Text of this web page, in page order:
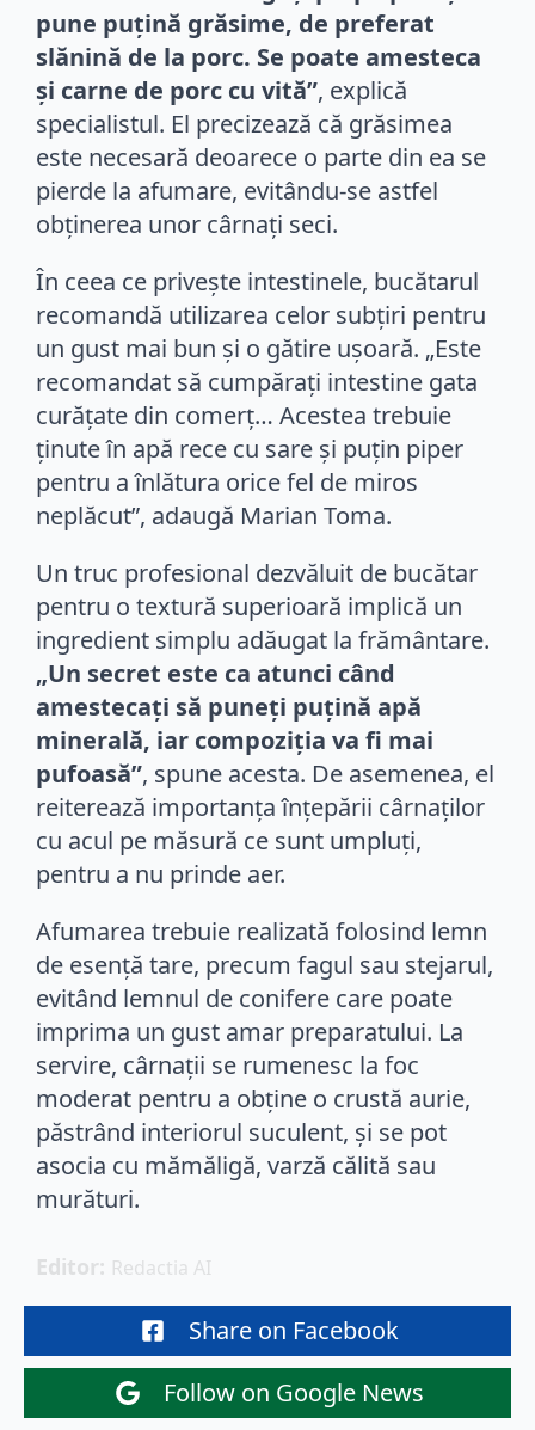
pune puţină grăsime, de preferat
slănină de la porc. Se poate amesteca
şi carne de porc cu vită”, explică
specialistul. El precizează că grăsimea
este necesară deoarece o parte din ea se
pierde la afumare, evitându-se astfel
obținerea unor cârnați seci.
În ceea ce privește intestinele, bucătarul
recomandă utilizarea celor subțiri pentru
un gust mai bun și o gătire ușoară. „Este
recomandat să cumpăraţi intestine gata
curăţate din comerţ… Acestea trebuie
ţinute în apă rece cu sare şi puţin piper
pentru a înlătura orice fel de miros
neplăcut”, adaugă Marian Toma.
Un truc profesional dezvăluit de bucătar
pentru o textură superioară implică un
ingredient simplu adăugat la frământare.
„Un secret este ca atunci când
amestecaţi să puneţi puţină apă
minerală, iar compoziţia va fi mai
pufoasă”, spune acesta. De asemenea, el
reiterează importanța înțepării cârnaților
cu acul pe măsură ce sunt umpluți,
pentru a nu prinde aer.
Afumarea trebuie realizată folosind lemn
de esență tare, precum fagul sau stejarul,
evitând lemnul de conifere care poate
imprima un gust amar preparatului. La
servire, cârnații se rumenesc la foc
moderat pentru a obține o crustă aurie,
păstrând interiorul suculent, și se pot
asocia cu mămăligă, varză călită sau
murături.
Editor: Redactia AI
Share on Facebook
Follow on Google News